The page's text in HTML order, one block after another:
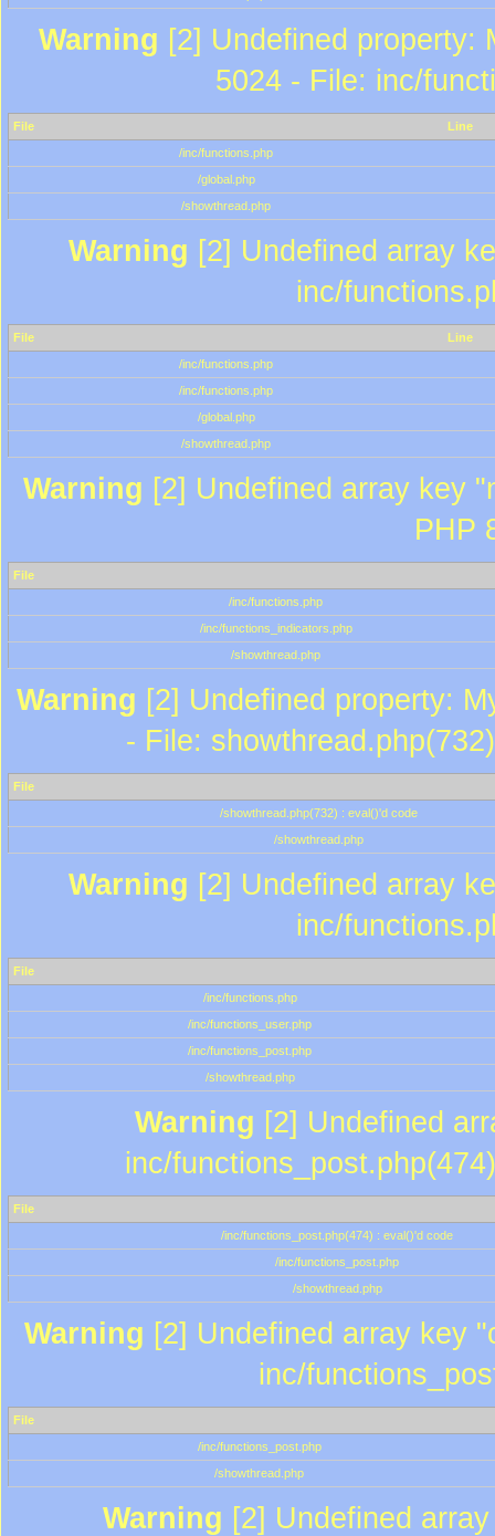
Warning [2] Undefined property:
5024 - File: inc/
File
Line
/inc/functions.php
/global.php
/showthread.php
Warning [2] Undefined array
inc/
File
Line
/inc/functions.php
/inc/functions.php
/global.php
/showthread.php
Warning [2] Undefined array key
PHP
File
/inc/functions.php
/inc/functions_indicators.php
/showthread.php
Warning [2] Undefined property:
- File:
File
/showthread.php(732) : eval()'d code
/showthread.php
Warning [2] Undefined array
inc/
File
/inc/functions.php
/inc/functions_user.php
/inc/functions_post.php
/showthread.php
Warning [2] Undefined
inc/
File
/inc/functions_post.php(474) : eval()'d code
/inc/functions_post.php
/showthread.php
Warning [2] Undefined array key
inc/
File
/inc/functions_post.php
/showthread.php
Warning [2] Undefined